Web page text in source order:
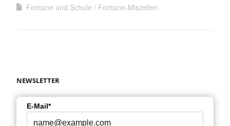
Fontane und Schule Fontane-Miszellen
NEWSLETTER
E-Mail*